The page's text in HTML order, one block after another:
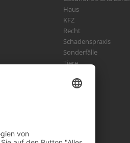
Haus
KFZ
Recht
Schadenspraxis
Sonderfälle
Tiere